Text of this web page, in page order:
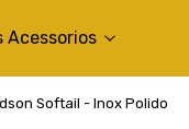
Acessorios
Softail - Inox Polido